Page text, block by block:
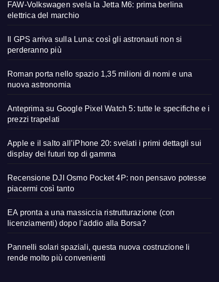
FAW-Volkswagen svela la Jetta M6: prima berlina
elettrica del marchio
Il GPS arriva sulla Luna: così gli astronauti non si
perderanno più
Roman porta nello spazio 1,35 milioni di nomi e una
nuova astronomia
Anteprima su Google Pixel Watch 5: tutte le specifiche e i
prezzi trapelati
Apple e il salto all’iPhone 20: svelati i primi dettagli sui
display dei futuri top di gamma
Recensione DJI Osmo Pocket 4P: non pensavo potesse
piacermi così tanto
EA pronta a una massiccia ristrutturazione (con
licenziamenti) dopo l’addio alla Borsa?
Pannelli solari spaziali, questa nuova costruzione li
rende molto più convenienti